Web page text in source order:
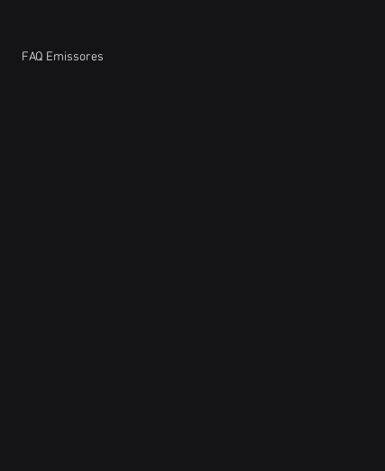
FAQ Emissores